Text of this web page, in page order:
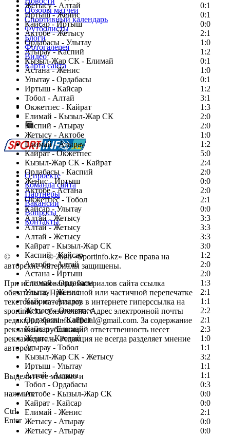
Жетысу - Алтай
0:1
Иртыш - Женис
0:1
Кайсар - Иртыш
0:0
Актобе - Жетысу
2:1
Ордабасы - Улытау
1:0
Атырау - Каспий
1:2
Кызыл-Жар СК - Елимай
0:1
Астана - Женис
1:0
Улытау - Ордабасы
0:1
Иртыш - Кайсар
1:2
Тобол - Алтай
3:1
Окжетпес - Кайрат
1:3
Елимай - Кызыл-Жар СК
2:0
Каспий - Атырау
2:0
Жетысу - Актобе
1:0
Елимай - Атырау
1:2
Кайрат - Окжетпес
5:0
Кызыл-Жар СК - Кайрат
2:4
Ордабасы - Каспий
2:0
Женис - Иртыш
0:0
Актобе - Астана
2:0
Окжетпес - Тобол
2:1
Кайсар - Улытау
0:0
Алтай - Жетысу
3:3
Алтай - Жетысу
3:3
Алтай - Жетысу
3:3
Кайрат - Кызыл-Жар СК
3:0
Каспий - Кайсар
1:2
Актобе - Алтай
2:0
Астана - Иртыш
2:0
Елимай - Ордабасы
1:3
Улытау - Женис
2:1
Кайрат - Атырау
1:1
Жетысу - Окжетпес
2:2
Ордабасы - Кайрат
2:1
Кайсар - Елимай
2:3
Женис - Каспий
1:0
Атырау - Тобол
1:1
Кызыл-Жар СК - Жетысу
3:2
Иртыш - Улытау
1:1
Алтай - Астана
1:1
Тобол - Ордабасы
0:3
Актобе - Кызыл-Жар СК
0:0
Кайрат - Кайсар
0:0
Елимай - Женис
2:1
Жетысу - Атырау
0:0
Жетысу - Атырау
0:0
Обзоры матчей
Спортивный календарь
Футболисты
Блоги
Фотогалерея
Видео
Карта сайта
Есть идея?
Сообщить о мероприятии
Перейти на старый сайт
О проекте
Команда сайта
Партнеры
Вакансии
Вопросы
Контакты
© Copyright© 2025 «Sportinfo.kz» Все права на
авторские материалы защищены.
При использовании материалов сайта ссылка
обязательна. При полной или частичной перепечатке
текстовых материалов в интернете гиперссылка на
sportinfo.kz обязательна. Адрес электронной почты
редакции: sportinfo.official@gmail.com. За содержание
рекламных публикаций ответственность несет
рекламодатель. Редакция не всегда разделяет мнение
авторов.
Заметили ошибку в тексте?
Выделите ее мышью и
нажмите
Ctrl
Enter